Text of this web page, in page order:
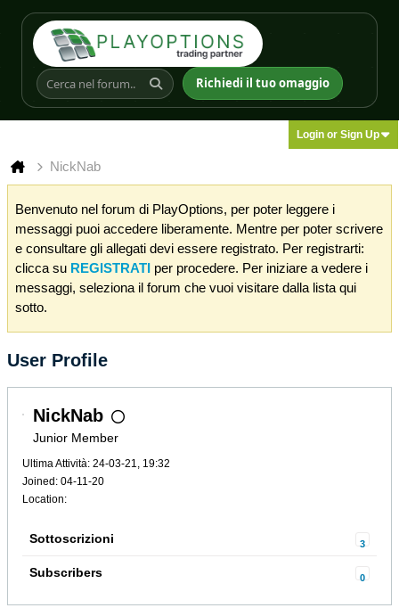
Richiedi il tuo omaggio
Login or Sign Up
NickNab
Benvenuto nel forum di PlayOptions, per poter leggere i
messaggi puoi accedere liberamente. Mentre per poter scrivere
e consultare gli allegati devi essere registrato. Per registrarti:
clicca su REGISTRATI per procedere. Per iniziare a vedere i
messaggi, seleziona il forum che vuoi visitare dalla lista qui
sotto.
User Profile
NickNab
Junior Member
Ultima Attività: 24-03-21, 19:32
Joined: 04-11-20
Location:
Sottoscrizioni 3
Subscribers 0